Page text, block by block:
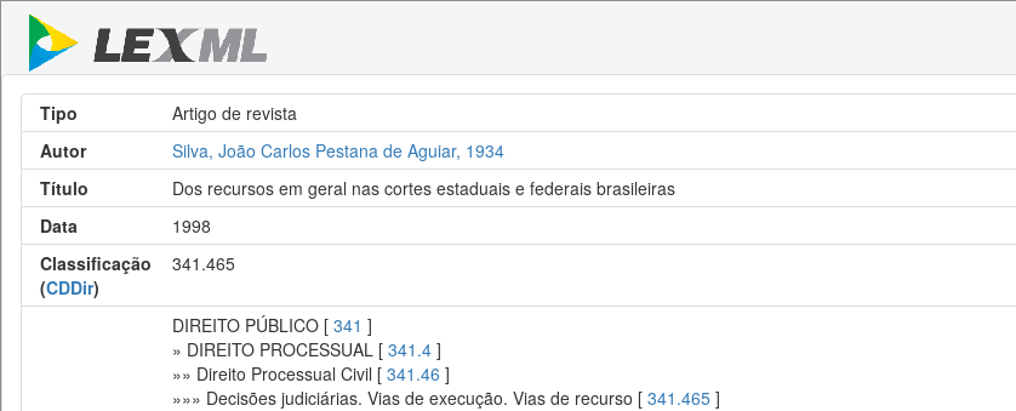
Tipo
Artigo de revista
Autor
Silva, João Carlos Pestana de Aguiar, 1934
Título
Dos recursos em geral nas cortes estaduais e federais brasileiras
Data
1998
Classificação
(CDDir)
341.465
DIREITO PÚBLICO [ 341 ]
» DIREITO PROCESSUAL [ 341.4 ]
»» Direito Processual Civil [ 341.46 ]
»»» Decisões judiciárias. Vias de execução. Vias de recurso [ 341.465 ]